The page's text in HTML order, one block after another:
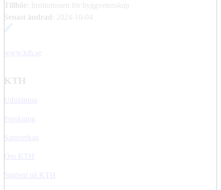
Tillhör
: Institutionen för byggvetenskap
Senast ändrad
2024-10-04
www.kth.se
KTH
Utbildning
Forskning
Samverkan
Om KTH
Student på KTH